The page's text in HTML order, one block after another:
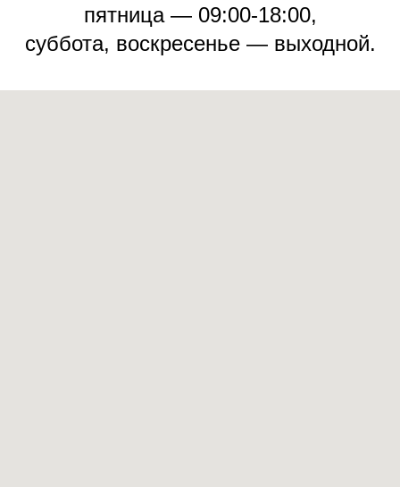
пятница — 09:00-18:00,
суббота, воскресенье — выходной.